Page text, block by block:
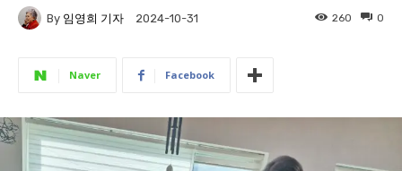
By 임영희 기자 2024-10-31 0
260
Naver Facebook